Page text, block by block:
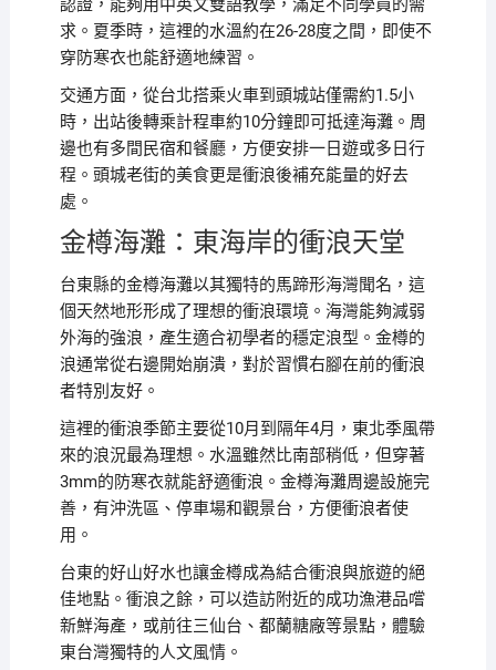
認證，能夠用中英文雙語教學，滿足不同學員的需
求。夏季時，這裡的水溫約在26-28度之間，即使不
穿防寒衣也能舒適地練習。
交通方面，從台北搭乘火車到頭城站僅需約1.5小
時，出站後轉乘計程車約10分鐘即可抵達海灘。周
邊也有多間民宿和餐廳，方便安排一日遊或多日行
程。頭城老街的美食更是衝浪後補充能量的好去
處。
金樽海灘：東海岸的衝浪天堂
台東縣的金樽海灘以其獨特的馬蹄形海灣聞名，這
個天然地形形成了理想的衝浪環境。海灣能夠減弱
外海的強浪，產生適合初學者的穩定浪型。金樽的
浪通常從右邊開始崩潰，對於習慣右腳在前的衝浪
者特別友好。
這裡的衝浪季節主要從10月到隔年4月，東北季風帶
來的浪況最為理想。水溫雖然比南部稍低，但穿著
3mm的防寒衣就能舒適衝浪。金樽海灘周邊設施完
善，有沖洗區、停車場和觀景台，方便衝浪者使
用。
台東的好山好水也讓金樽成為結合衝浪與旅遊的絕
佳地點。衝浪之餘，可以造訪附近的成功漁港品嚐
新鮮海產，或前往三仙台、都蘭糖廠等景點，體驗
東台灣獨特的人文風情。